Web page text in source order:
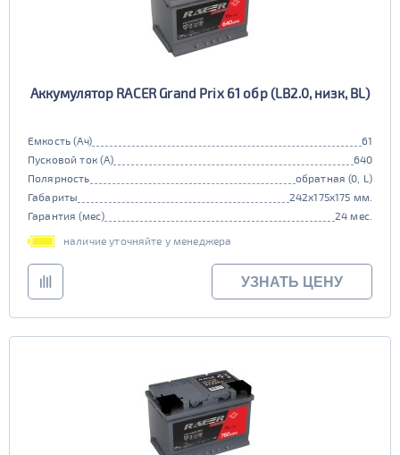
Аккумулятор RACER Grand Prix 61 обр (LB2.0, низк, BL)
Емкость (Ач)
61
Пусковой ток (А)
640
Полярность
обратная (0, L)
Габариты
242x175x175 мм.
Гарантия (мес)
24 мес.
наличие уточняйте у менеджера
УЗНАТЬ ЦЕНУ